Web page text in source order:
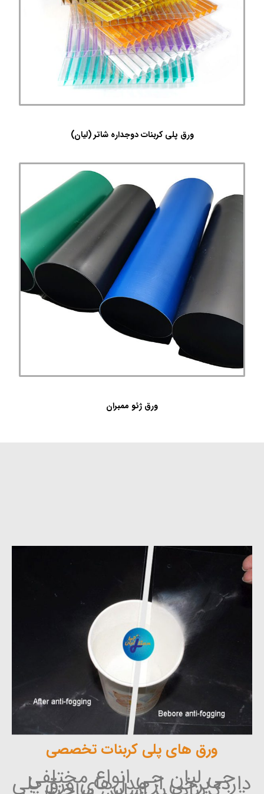
ورق پلی کربنات دوجداره شاتر (لیان)
ورق ژئو ممبران
ورق های پلی کربنات تخصصی
جی لیان جی انواع مختلفی
دارد، برخی از مدل‌های ورق پلی